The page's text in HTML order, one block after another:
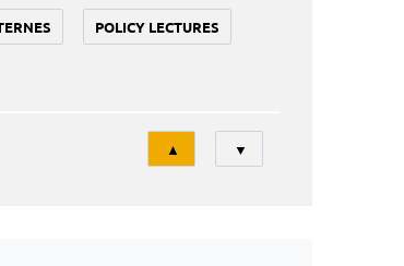
POLICY LECTURES
Tri
▲ ▼